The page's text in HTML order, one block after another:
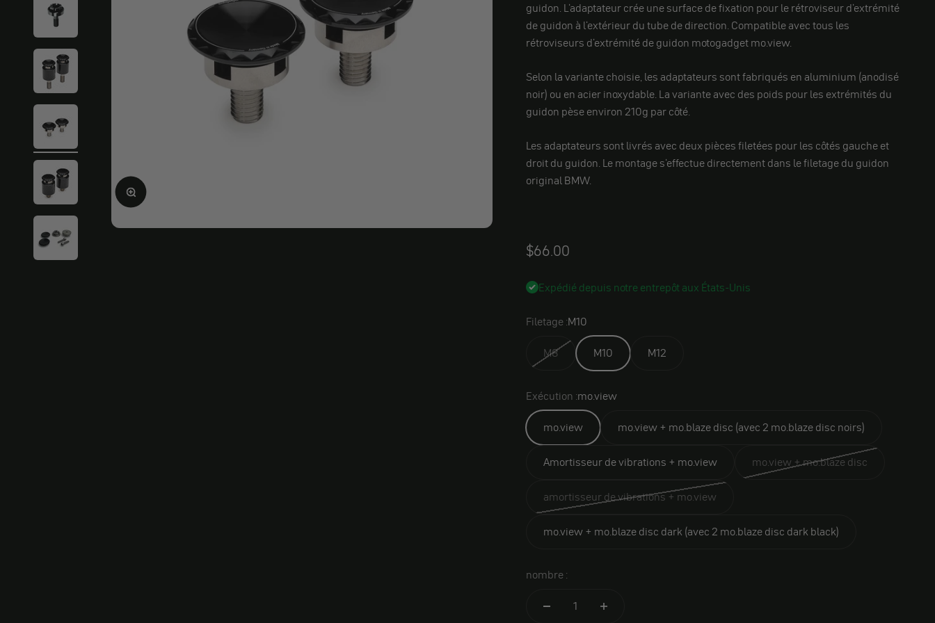
Agrandir l'image
guidon. L'adaptateur crée une surface de fixation pour le rétroviseur d'extrémité
de guidon à l'extérieur du tube de direction. Compatible avec tous les
rétroviseurs d'extrémité de guidon motogadget mo.view.
Selon la variante choisie, les adaptateurs sont fabriqués en aluminium (anodisé
noir) ou en acier inoxydable. La variante avec des poids pour les extrémités du
guidon pèse environ 210g par côté.
Les adaptateurs sont livrés avec deux pièces filetées pour les côtés gauche et
droit du guidon. Le montage s'effectue directement dans le filetage du guidon
original BMW.
Angebot
$66.00
Expédié depuis notre entrepôt aux États-Unis
Filetage :M10
M8 M10 M12
Exécution :mo.view
mo.view mo.view + mo.blaze disc (avec 2 mo.blaze disc noirs)
Amortisseur de vibrations + mo.view mo.view + mo.blaze disc
amortisseur de vibrations + mo.view
mo.view + mo.blaze disc dark (avec 2 mo.blaze disc dark black)
nombre :